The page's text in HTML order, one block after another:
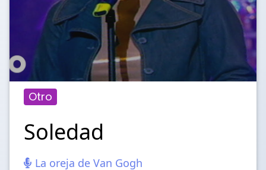
Otro
Soledad
La oreja de Van Gogh